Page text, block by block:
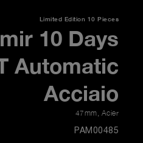
Limited Edition 10 Pieces
10 Days
Automatic
Acciaio
47mm, Acier
PAM00485